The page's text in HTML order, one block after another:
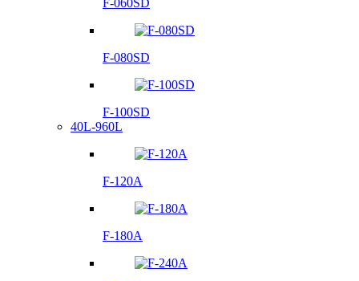
F-080SD
F-100SD
40L-960L
F-120A
F-180A